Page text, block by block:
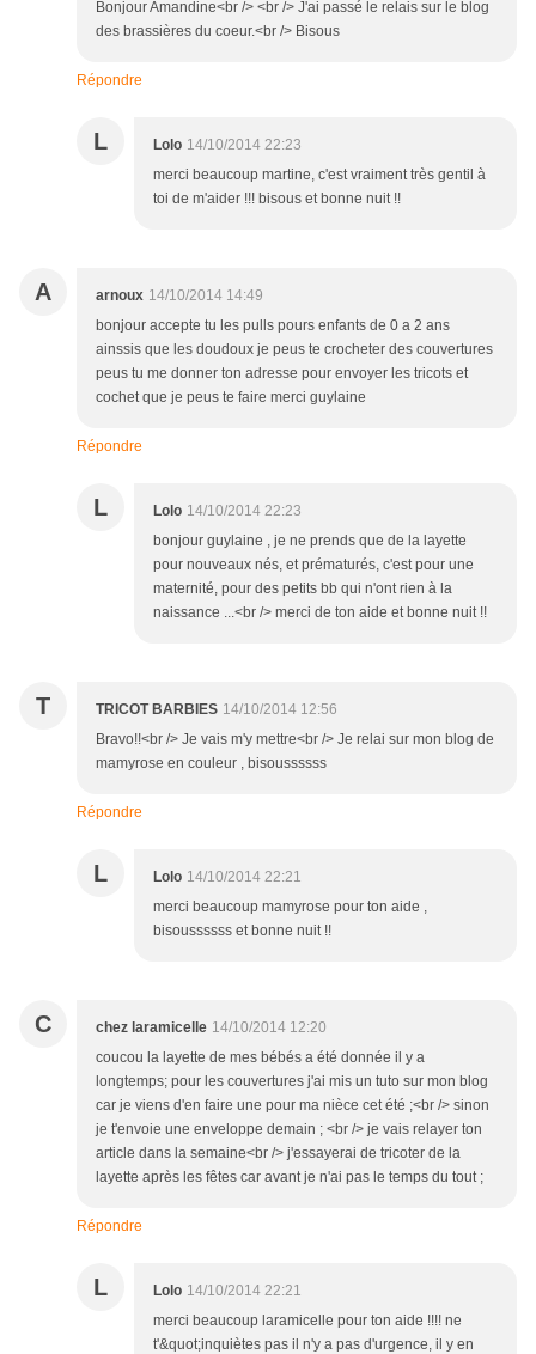
Bonjour Amandine<br /> <br /> J'ai passé le relais sur le blog
des brassières du coeur.<br /> Bisous
Répondre
L Lolo 14/10/2014 22:23
merci beaucoup martine, c'est vraiment très gentil à
toi de m'aider !!! bisous et bonne nuit !!
A arnoux 14/10/2014 14:49
bonjour accepte tu les pulls pours enfants de 0 a 2 ans
ainssis que les doudoux je peus te crocheter des couvertures
peus tu me donner ton adresse pour envoyer les tricots et
cochet que je peus te faire merci guylaine
Répondre
L Lolo 14/10/2014 22:23
bonjour guylaine , je ne prends que de la layette
pour nouveaux nés, et prématurés, c'est pour une
maternité, pour des petits bb qui n'ont rien à la
naissance ...<br /> merci de ton aide et bonne nuit !!
T TRICOT BARBIES 14/10/2014 12:56
Bravo!!<br /> Je vais m'y mettre<br /> Je relai sur mon blog de
mamyrose en couleur , bisoussssss
Répondre
L Lolo 14/10/2014 22:21
merci beaucoup mamyrose pour ton aide ,
bisoussssss et bonne nuit !!
C chez laramicelle 14/10/2014 12:20
coucou la layette de mes bébés a été donnée il y a
longtemps; pour les couvertures j'ai mis un tuto sur mon blog
car je viens d'en faire une pour ma nièce cet été ;<br /> sinon
je t'envoie une enveloppe demain ; <br /> je vais relayer ton
article dans la semaine<br /> j'essayerai de tricoter de la
layette après les fêtes car avant je n'ai pas le temps du tout ;
Répondre
L Lolo 14/10/2014 22:21
merci beaucoup laramicelle pour ton aide !!!! ne
t'&quot;inquiètes pas il n'y a pas d'urgence, il y en